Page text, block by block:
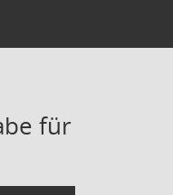
für